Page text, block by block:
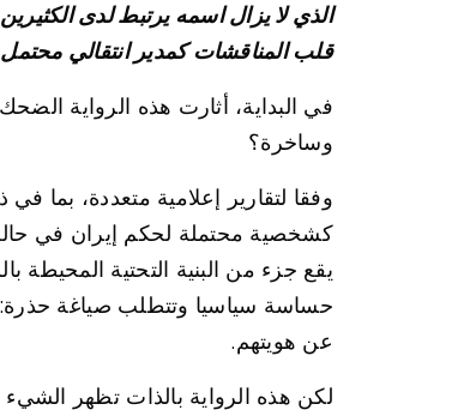
الذي لا يزال اسمه يرتبط لدى
قلب المناقشات كمدير انتقالي
في البداية، أثارت هذه الرواية
وساخرة؟
وفقا لتقارير إعلامية متعددة، بما
كشخصية محتملة لحكم إيران في
يقع جزء من البنية التحتية
حساسة سياسيا وتتطلب صياغة حذرة:
عن هويتهم.
لكن هذه الرواية بالذات تظهر